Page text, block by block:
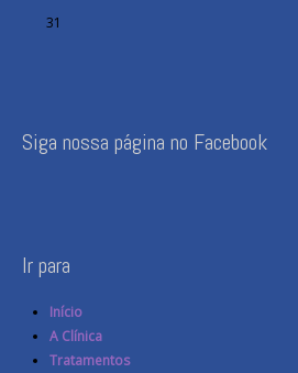
31
Siga nossa página no Facebook
Ir para
Início
A Clínica
Tratamentos